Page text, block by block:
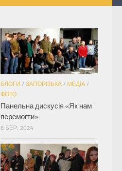
БЛОГИ / ЗАПОРІЗЬКА / МЕДІА /
ФОТО
Панельна дискусія «Як нам
перемогти»
6 БЕР, 2024